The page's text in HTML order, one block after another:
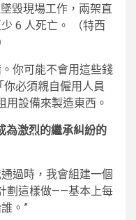
毀現場工作，兩架直
6 人死亡。
（特西
你可能不會用這些錢
必須親自僱用人員
設備來製造東西。
為激烈的繼承糾紛的
過時，我會組建一個
劃這樣做——基本上每
。”